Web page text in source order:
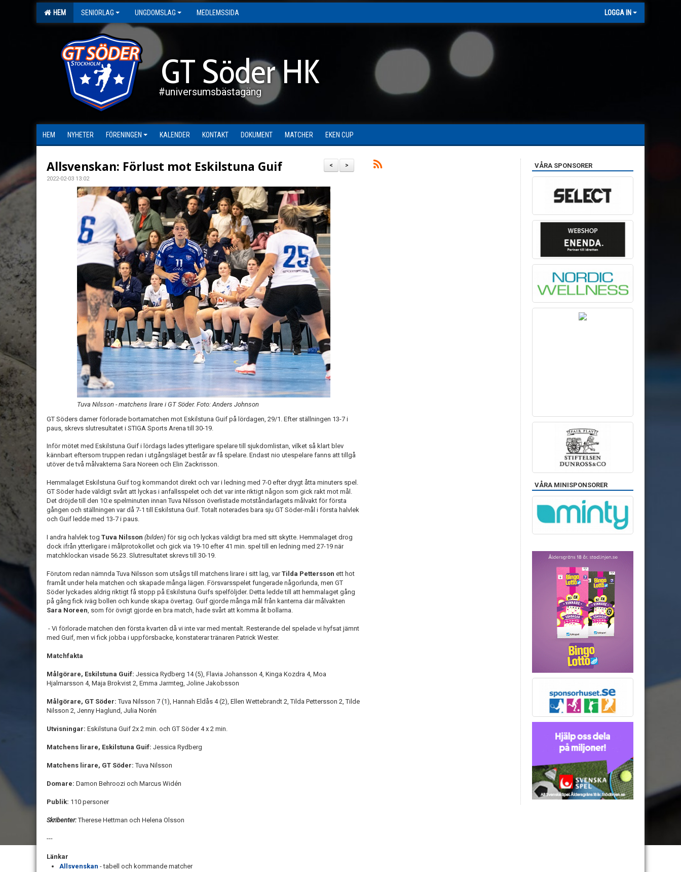
HEM SENIORLAG UNGDOMSLAG MEDLEMSSIDA LOGGA IN
GT Söder HK
#universumsbästagäng
HEM NYHETER FÖRENINGEN KALENDER KONTAKT DOKUMENT MATCHER EKEN CUP
>
<
Allsvenskan: Förlust mot Eskilstuna Guif
2022-02-03 13:02
Tuva Nilsson - matchens lirare i GT Söder. Foto: Anders Johnson
GT Söders damer förlorade bortamatchen mot Eskilstuna Guif på lördagen, 29/1. Efter ställningen 13-7 i
paus, skrevs slutresultatet i STIGA Sports Arena till 30-19.
Inför mötet med Eskilstuna Guif i lördags lades ytterligare spelare till sjukdomlistan, vilket så klart blev
kännbart eftersom truppen redan i utgångsläget består av få spelare. Endast nio utespelare fanns att tillgå
utöver de två målvakterna Sara Noreen och Elin Zackrisson.
Hemmalaget Eskilstuna Guif tog kommandot direkt och var i ledning med 7-0 efter drygt åtta minuters spel.
GT Söder hade väldigt svårt att lyckas i anfallsspelet och det var inte riktigt någon som gick rakt mot mål.
Det dröjde till den 10:e spelminuten innan Tuva Nilsson överlistade motståndarlagets målvakt för första
gången och ställningen var då 7-1 till Eskilstuna Guif. Totalt noterades bara sju GT Söder-mål i första halvlek
och Guif ledde med 13-7 i paus.
I andra halvlek tog Tuva Nilsson (bilden) för sig och lyckas väldigt bra med sitt skytte. Hemmalaget drog
dock ifrån ytterligare i målprotokollet och gick via 19-10 efter 41 min. spel till en ledning med 27-19 när
matchklockan visade 56.23. Slutresultatet skrevs till 30-19.
Förutom redan nämnda Tuva Nilsson som utsågs till matchens lirare i sitt lag, varTilda Pettersson ett hot
framåt under hela matchen och skapade många lägen. Försvarsspelet fungerade någorlunda, men GT
Söder lyckades aldrig riktigt få stopp på Eskilstuna Guifs spelföljder. Detta ledde till att hemmalaget gång
på gång fick iväg bollen och kunde skapa övertag. Guif gjorde många mål från kanterna där målvakten
Sara Noreen, som för övrigt gjorde en bra match, hade svårt att komma åt bollarna.
- Vi förlorade matchen den första kvarten då vi inte var med mentalt. Resterande del spelade vi hyfsat jämnt
med Guif, men vi fick jobba i uppförsbacke, konstaterar tränaren Patrick Wester.
Matchfakta
Målgörare, Eskilstuna Guif: Jessica Rydberg 14 (5), Flavia Johansson 4, Kinga Kozdra 4, Moa
Hjalmarsson 4, Maja Brokvist 2, Emma Jarmteg, Joline Jakobsson
Målgörare, GT Söder: Tuva Nilsson 7 (1), Hannah Eldås 4 (2), Ellen Wettebrandt 2, Tilda Pettersson 2, Tilde
Nilsson 2, Jenny Haglund, Julia Norén
Utvisningar: Eskilstuna Guif 2x 2 min. och GT Söder 4 x 2 min.
Matchens lirare, Eskilstuna Guif: Jessica Rydberg
Matchens lirare, GT Söder:Tuva Nilsson
Domare: Damon Behroozi och Marcus Widén
Publik: 110 personer
Skribenter:Therese Hettman och Helena Olsson
---
Länkar
Allsvenskan - tabell och kommande matcher
VÅRA SPONSORER
VÅRA MINISPONSORER